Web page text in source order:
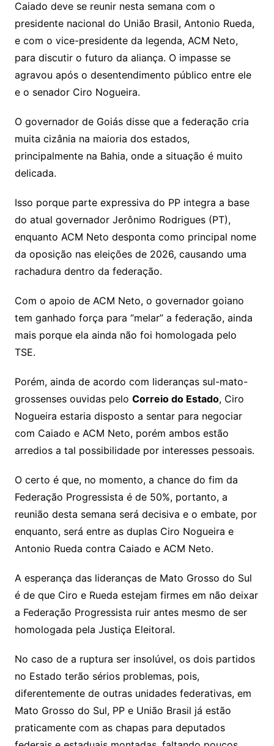
Caiado deve se reunir nesta semana com o
presidente nacional do União Brasil, Antonio Rueda,
e com o vice-presidente da legenda, ACM Neto,
para discutir o futuro da aliança. O impasse se
agravou após o desentendimento público entre ele
e o senador Ciro Nogueira.
O governador de Goiás disse que a federação cria
muita cizânia na maioria dos estados,
principalmente na Bahia, onde a situação é muito
delicada.
Isso porque parte expressiva do PP integra a base
do atual governador Jerônimo Rodrigues (PT),
enquanto ACM Neto desponta como principal nome
da oposição nas eleições de 2026, causando uma
rachadura dentro da federação.
Com o apoio de ACM Neto, o governador goiano
tem ganhado força para “melar” a federação, ainda
mais porque ela ainda não foi homologada pelo
TSE.
Porém, ainda de acordo com lideranças sul-mato-
grossenses ouvidas pelo Correio do Estado, Ciro
Nogueira estaria disposto a sentar para negociar
com Caiado e ACM Neto, porém ambos estão
arredios a tal possibilidade por interesses pessoais.
O certo é que, no momento, a chance do fim da
Federação Progressista é de 50%, portanto, a
reunião desta semana será decisiva e o embate, por
enquanto, será entre as duplas Ciro Nogueira e
Antonio Rueda contra Caiado e ACM Neto.
A esperança das lideranças de Mato Grosso do Sul
é de que Ciro e Rueda estejam firmes em não deixar
a Federação Progressista ruir antes mesmo de ser
homologada pela Justiça Eleitoral.
No caso de a ruptura ser insolúvel, os dois partidos
no Estado terão sérios problemas, pois,
diferentemente de outras unidades federativas, em
Mato Grosso do Sul, PP e União Brasil já estão
praticamente com as chapas para deputados